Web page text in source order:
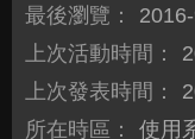
最後瀏覽：
上次活動時間：
上次發表時間：
所在時區：
使用